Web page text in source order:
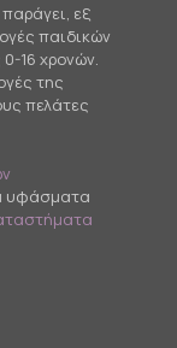
εξ
παιδικών
0-16 χρονών.
της
πελάτες
υφάσματα